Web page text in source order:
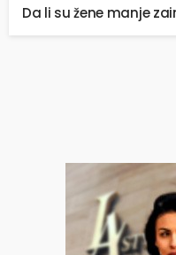
Da li su žene manje